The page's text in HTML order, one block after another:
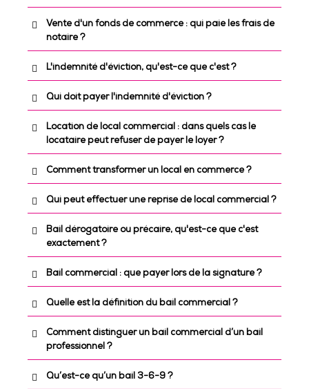
L’emplacement du local, son affection
s’il est loué à date d’achat.
Vente d'un fonds de commerce : qui paie les frais de
notaire ?
L'indemnité d'éviction, qu'est-ce que c'est ?
Qui doit payer l'indemnité d'éviction ?
Location de local commercial : dans quels cas le
locataire peut refuser de payer le loyer ?
Comment transformer un local en commerce ?
Qui peut effectuer une reprise de local commercial ?
Bail dérogatoire ou précaire, qu'est-ce que c'est
exactement ?
Bail commercial : que payer lors de la signature ?
Quelle est la définition du bail commercial ?
Comment distinguer un bail commercial d’un bail
professionnel ?
Qu’est-ce qu’un bail 3-6-9 ?